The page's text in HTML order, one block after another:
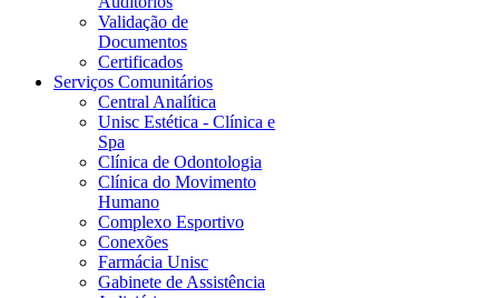
Validação de
Documentos
Certificados
Serviços Comunitários
Central Analítica
Unisc Estética - Clínica e
Spa
Clínica de Odontologia
Clínica do Movimento
Humano
Complexo Esportivo
Conexões
Farmácia Unisc
Gabinete de Assistência